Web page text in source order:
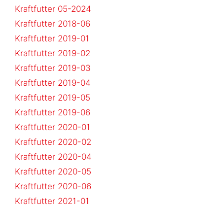
Kraftfutter 05-2024
Kraftfutter 2018-06
Kraftfutter 2019-01
Kraftfutter 2019-02
Kraftfutter 2019-03
Kraftfutter 2019-04
Kraftfutter 2019-05
Kraftfutter 2019-06
Kraftfutter 2020-01
Kraftfutter 2020-02
Kraftfutter 2020-04
Kraftfutter 2020-05
Kraftfutter 2020-06
Kraftfutter 2021-01